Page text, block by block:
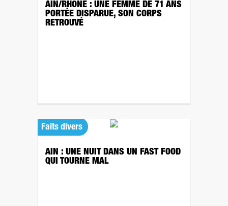
AIN/RHÔNE : UNE FEMME DE 71 ANS
PORTÉE DISPARUE, SON CORPS
RETROUVÉ
Faits divers
AIN : UNE NUIT DANS UN FAST FOOD
QUI TOURNE MAL